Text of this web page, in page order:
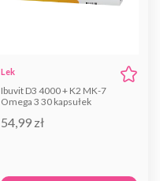
Lek
Ibuvit D3 4000 + K2 MK-7
Omega 3 30 kapsułek
54,99 zł